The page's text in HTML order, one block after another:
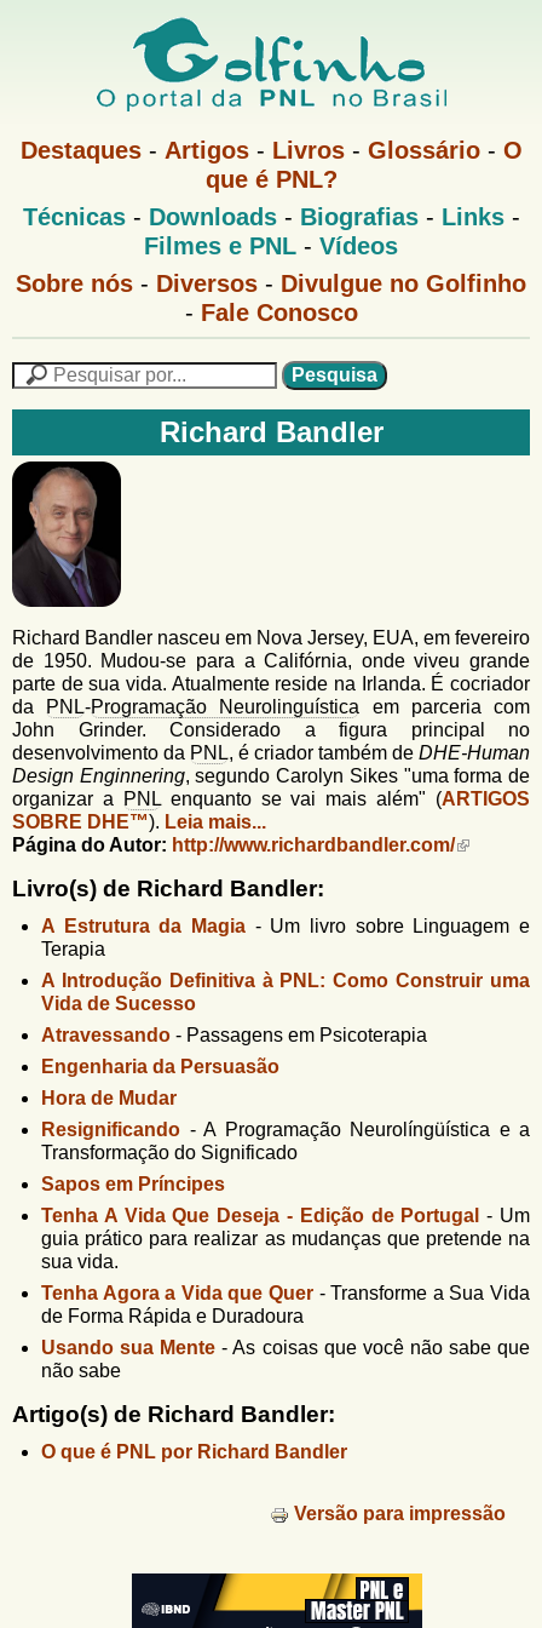
Pular
para
o
principal
G
f
i
n
h
o
M
u
Destaques- Artigos- Livros- Glossário- O
que é PNL?
M
e
P
Técnicas- Downloads- Biografias- Links-
Filmes e PNL - Vídeos
G
n
M
Sobre nós - Diversos - Divulgue no Golfinho
- Fale Conosco
F
r
m
u
l
á
r
i
o
d
e
b
u
a
e
u
n
G
o
l
f
i
n
h
o
Richard Bandler
Richard Bandler nasceu em Nova Jersey, EUA, em fevereiro
de 1950. Mudou-se para a Califórnia, onde viveu grande
parte de sua vida. Atualmente reside na Irlanda. É cocriador
da
PNL-Programação Neurolinguística em parceria com
John Grinder. Considerado a figura principal no
desenvolvimento da PNL, é criador também de DHE-Human
Design Enginnering, segundo Carolyn Sikes "uma forma de
organizar a
PNLenquanto se vai mais além" (ARTIGOS
SOBRE DHE™). Leia mais...
Página do Autor: http://www.richardbandler.com/
Livro(s) de Richard Bandler:
A Estrutura da Magia - Um livro sobre Linguagem e
Terapia
A Introdução Definitiva à PNL: Como Construir uma
Vida de Sucesso
Atravessando - Passagens em Psicoterapia
Engenharia da Persuasão
Hora de Mudar
Resignificando - A Programação Neurolíngüística e a
Transformação do Significado
Sapos em Príncipes
Tenha A Vida Que Deseja - Edição de Portugal
- Um
guia prático para realizar as mudanças que pretende na
sua vida.
Tenha Agora a Vida que Quer -Transforme a Sua Vida
de Forma Rápida e Duradoura
Usando sua Mente -As coisas que você não sabe que
não sabe
Artigo(s) de Richard Bandler:
O que é PNL por Richard Bandler
Versão para impressão